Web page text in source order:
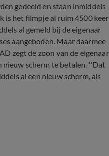
gedeeld en staan inmiddels
is het filmpje al ruim 4500 keer
al gemeld bij de eigenaar
aangeboden. Maar daarmee
zegt de zoon van de eigenaar
nieuw scherm te betalen. ''Dat
al een nieuw scherm, als